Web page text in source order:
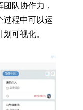
队协作力，
过程中可以运
可视化。